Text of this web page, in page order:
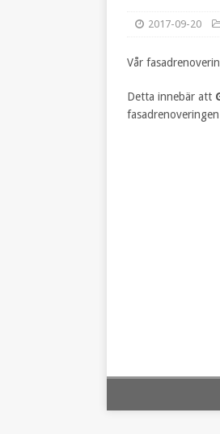
2017-09-20
Vår
Detta innebär att